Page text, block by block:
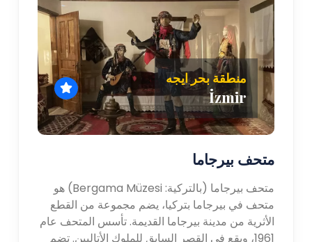
منطقة بحر ايجه
İzmir
متحف بيرجاما
متحف بيرجاما (بالتركية: Bergama Müzesi) هو
متحف في بيرجاما بتركيا، يضم مجموعة من القطع
الأثرية من مدينة بيرجاما القديمة. تأسس المتحف عام
1961، ويقع في القصر السابق للملوك الأتاليين. تضم